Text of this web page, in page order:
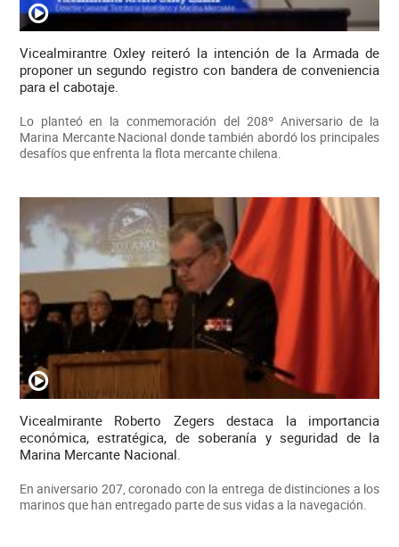
Vicealmirantre Oxley reiteró la intención de la Armada de
proponer un segundo registro con bandera de conveniencia
para el cabotaje.
Lo planteó en la conmemoración del 208º Aniversario de la
Marina Mercante Nacional donde también abordó los principales
desafíos que enfrenta la flota mercante chilena.
Vicealmirante Roberto Zegers destaca la importancia
económica, estratégica, de soberanía y seguridad de la
Marina Mercante Nacional.
En aniversario 207, coronado con la entrega de distinciones a los
marinos que han entregado parte de sus vidas a la navegación.